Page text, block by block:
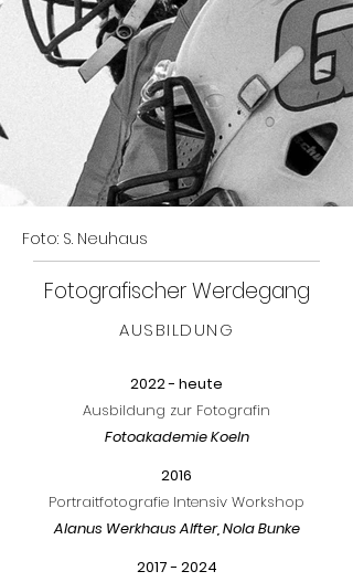
Foto: S. Neuhaus
Fotografischer Werdegang
AUSBILDUNG
2022 - heute
Ausbildung zur Fotografin
Fotoakademie Koeln
2016
Portraitfotografie Intensiv Workshop
Alanus Werkhaus Alfter, Nola Bunke
2017 - 2024